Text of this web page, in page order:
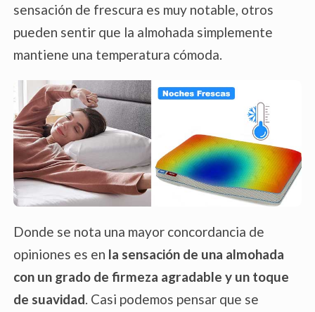
sensación de frescura es muy notable, otros
pueden sentir que la almohada simplemente
mantiene una temperatura cómoda.
Donde se nota una mayor concordancia de
opiniones es en la sensación de una almohada
con un grado de firmeza agradable y un toque
de suavidad. Casi podemos pensar que se